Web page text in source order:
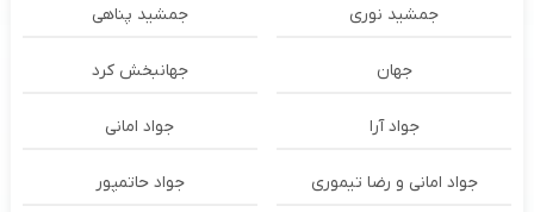
جمشید نوری جمشید پناهی
جهان جهانبخش کرد
جواد آرا جواد امانی
جواد امانی و رضا تیموری جواد حاتمپور